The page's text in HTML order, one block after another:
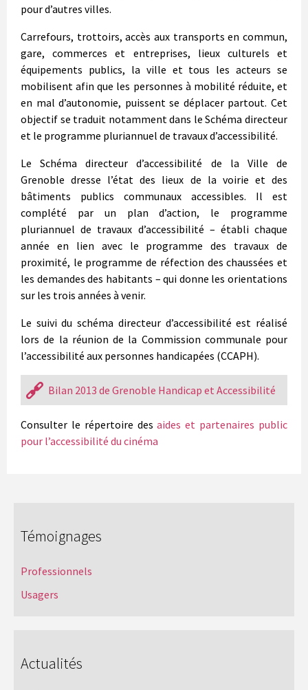
pour d’autres villes.
Carrefours, trottoirs, accès aux transports en commun,
gare, commerces et entreprises, lieux culturels et
équipements publics, la ville et tous les acteurs se
mobilisent afin que les personnes à mobilité réduite, et
en mal d’autonomie, puissent se déplacer partout. Cet
objectif se traduit notamment dans le Schéma directeur
et le programme pluriannuel de travaux d’accessibilité.
Le Schéma directeur d’accessibilité de la Ville de
Grenoble dresse l’état des lieux de la voirie et des
bâtiments publics communaux accessibles. Il est
complété par un plan d’action, le programme
pluriannuel de travaux d’accessibilité – établi chaque
année en lien avec le programme des travaux de
proximité, le programme de réfection des chaussées et
les demandes des habitants – qui donne les orientations
sur les trois années à venir.
Le suivi du schéma directeur d’accessibilité est réalisé
lors de la réunion de la Commission communale pour
l’accessibilité aux personnes handicapées (CCAPH).
Bilan 2013 de Grenoble Handicap et Accessibilité
Consulter le répertoire desaides et partenaires public
pour l’accessibilité du cinéma
Témoignages
Professionnels
Usagers
Actualités